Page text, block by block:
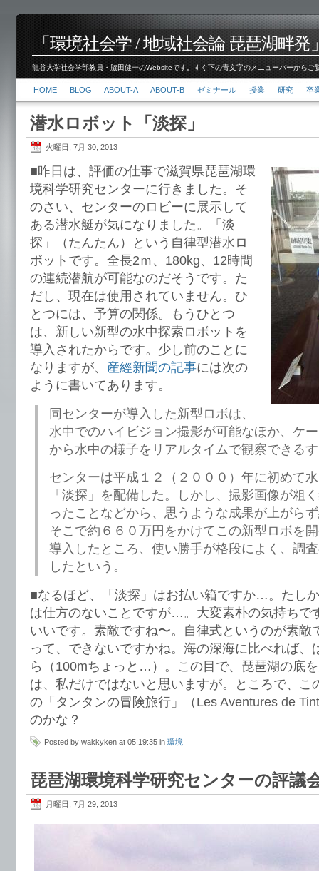
「環境社会学 / 地域社会論 琵琶湖畔発
龍谷大学社会学部教員・脇田健一のWebsiteです。すぐ下の青文字のメニューバーから
HOME BLOG ABOUT-A ABOUT-B ゼミナール 授業 研究 卒
潜水ロボット「淡探」
火曜日, 7月 30, 2013
■昨日は、評価の仕事で滋賀県琵琶湖環
境科学研究センターに行きました。そ
のさい、センターのロビーに展示して
ある潜水艇が気になりました。「淡
探」（たんたん）という自律型潜水ロ
ボットです。全長2ｍ、180kg、12時間
の連続潜航が可能なのだそうです。た
だし、現在は使用されていません。ひ
とつには、予算の関係。もうひとつ
は、新しい新型の水中探索ロボットを
導入されたからです。少し前のことに
なりますが、 産經新聞の記事には次の
ように書いてあります。
同センターが導入した新型ロボは、
水中でのハイビジョン撮影が可能なほか、ケ
から水中の様子をリアルタイムで観察できる
センターは平成１２（２０００）年に初めて
「淡探」を配備した。しかし、撮影画像が粗
ったことなどから、思うような成果が上がら
そこで約６６０万円をかけてこの新型ロボを
導入したところ、使い勝手が格段によく、調
したという。
■なるほど、「淡探」はお払い箱ですか…。たし
は仕方のないことですが…。大変素朴の気持ちで
いいです。素敵ですね〜。自律式というのが素敵
って、できないですかね。海の深海に比べれば、
ら（100mちょっと…）。この目で、琵琶湖の底
は、私だけではないと思いますが。ところで、こ
の「タンタンの冒険旅行」（Les Aventures de
のかな？
Posted by wakkyken at 05:19:35 in 環境
琵琶湖環境科学研究センターの評議
月曜日, 7月 29, 2013